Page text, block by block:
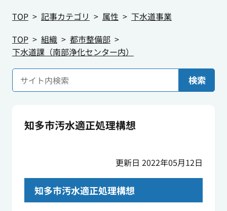
TOP
記事カテゴリ 属性
下水道事業
TOP
組織
都市整備部
下水道課（南部浄化センター内）
検索
知多市汚水適正処理構想
更新日 2022年05月12日
知多市汚水適正処理構想